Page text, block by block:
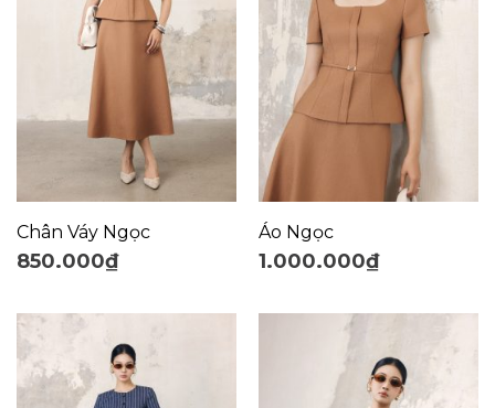
Chân Váy Ngọc
850.000₫
Áo Ngọc
1.000.000₫